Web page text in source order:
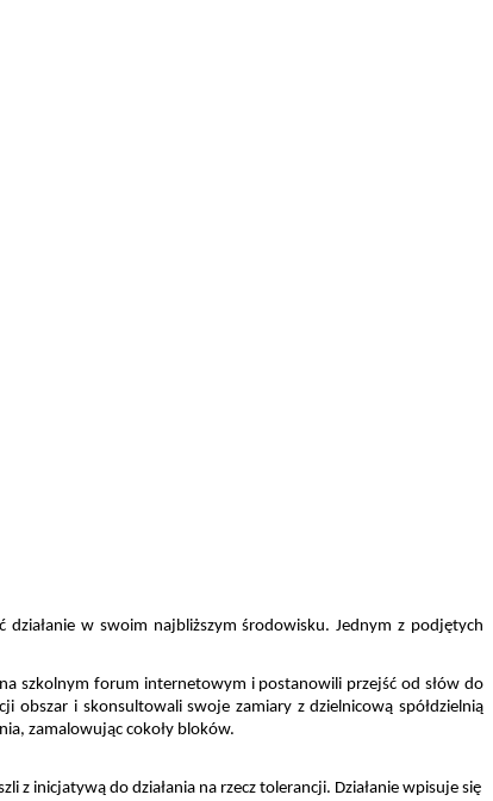
w swoim najbliższym środowisku. Jednym z podjętych
szkolnym forum internetowym i postanowili przejść od słów do
obszar i skonsultowali swoje zamiary z dzielnicową spółdzielnią
zamalowując cokoły bloków.
z inicjatywą do działania na rzecz tolerancji. Działanie wpisuje się